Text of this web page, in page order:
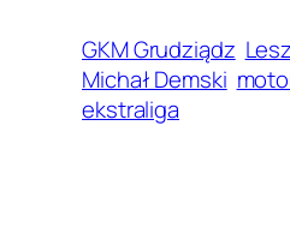
GKM Grudziądz
Michał Demski
ekstraliga